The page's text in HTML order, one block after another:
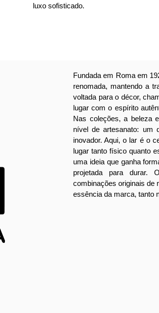
luxo sofisticado.
Fundada em Roma em
renomada, mantendo a
voltada para o décor,
lugar com o espírito
Nas coleções, a beleza
nível de artesanato: um
inovador. Aqui, o lar é o
lugar tanto físico quanto
uma ideia que ganha
projetada para durar.
combinações originais de
essência da marca, tanto